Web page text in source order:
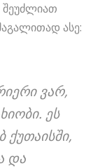
შეუძლიათ
ასე:
ვარ,
ეს
ქუთაისში,
და